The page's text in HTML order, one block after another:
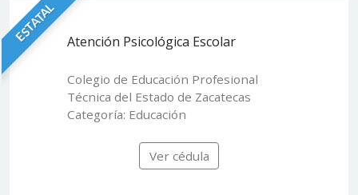
ESTATAL Atención Psicológica Escolar
Colegio de Educación Profesional
Técnica del Estado de Zacatecas
Categoría: Educación
Ver cédula